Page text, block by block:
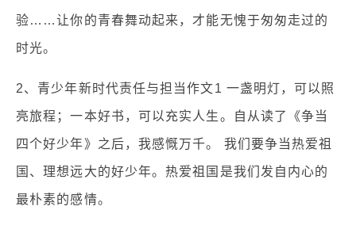
验……让你的青春舞动起来，才能无愧于匆匆走过的
时光。
2、青少年新时代责任与担当作文1 一盏明灯，可以照
亮旅程；一本好书，可以充实人生。自从读了《争当
四个好少年》之后，我感慨万千。 我们要争当热爱祖
国、理想远大的好少年。热爱祖国是我们发自内心的
最朴素的感情。